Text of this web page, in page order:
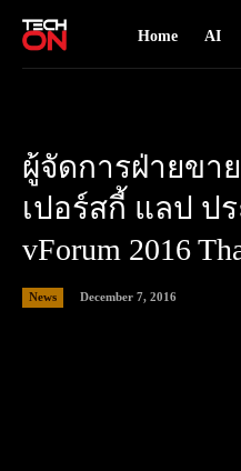
Home AI
ผู้จัดการฝ่ายขา
เปอร์สกี้ แลป ป
vForum 2016
News December 7, 2016